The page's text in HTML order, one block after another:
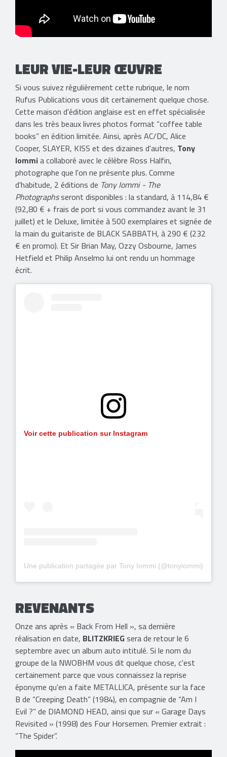
LEUR VIE-LEUR ŒUVRE
Si vous suivez régulièrement cette rubrique, le nom
Rufus Publications vous dit certainement quelque chose.
Cette maison d'édition anglaise est en effet spécialisée
dans les très beaux livres photos format “coffee table
books” en édition limitée. Ainsi, après AC/DC, Alice
Cooper, SLAYER, KISS et des dizaines d'autres, Tony
Iommia collaboré avec le célèbre Ross Halfin,
photographe que l'on ne présente plus. Comme
d'habitude, 2 éditions de Tony Iommi - The
Photographsseront disponibles : la standard, à 114,84 €
(92,80 € + frais de port si vous commandez avant le 31
juillet) et le Deluxe, limitée à 500 exemplaires et signée de
la main du guitariste de BLACK SABBATH, à 290 € (232
€ en promo). Et Sir Brian May, Ozzy Osbourne, James
Hetfield et Philip Anselmo lui ont rendu un hommage
écrit.
Voir cette publication sur Instagram
Une publication partagée par Tony Iommi (@tonyiommi)
REVENANTS
Onze ans après « Back From Hell », sa dernière
réalisation en date, BLITZKRIEGsera de retour le 6
septembre avec un album auto intitulé. Si le nom du
groupe de la NWOBHM vous dit quelque chose, c'est
certainement parce que vous connaissez la reprise
éponyme qu'en a faite METALLICA, présente sur la face
B de “Creeping Death” (1984), en compagnie de “Am I
Evil ?” de DIAMOND HEAD, ainsi que sur « Garage Days
Revisited » (1998) des Four Horsemen. Premier extrait :
“The Spider”.